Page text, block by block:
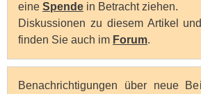
eine Spende in Betracht ziehen.
Diskussionen zu diesem Artikel
finden Sie auch im Forum.
Benachrichtigungen über neue